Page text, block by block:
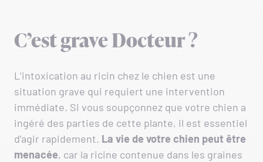
C’est grave Docteur ?
L’intoxication au ricin chez le chien est une
situation grave qui requiert une intervention
immédiate. Si vous soupçonnez que votre chien a
ingéré des parties de cette plante, il est essentiel
d’agir rapidement. La vie de votre chien peut être
menacée, car la ricine contenue dans les graines